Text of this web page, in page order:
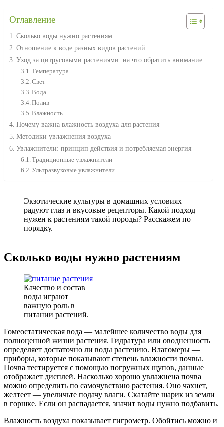
Оглавление
Сколько воды нужно растениям
Отношение к воде разных видов растений
Уход за цитрусовыми растениями: на что обратить внимание
Температура
Свет
Вода
Полив
Влажность
Почему важна влажность воздуха для растения
Методики увлажнения воздуха
Увлажнители: принцип действия и потребляемая энергия
Традиционные увлажнители
Ультразвуковые увлажнители
Экзотические культуры в домашних условиях
радуют глаз и вкусовые рецепторы. Какой подход
нужен к растениям такой породы? Расскажем по
порядку.
Сколько воды нужно растениям
Качество и состав
воды играют
важную роль в
питании растений.
Гомеостатическая вода — малейшее количество воды для
полноценной жизни растения. Гидратура или оводненность
определяет достаточно ли воды растению. Влагомеры —
приборы, которые показывают степень влажности почвы.
Почва тестируется с помощью погружных щупов, данные
отображает дисплей. Насколько хорошо увлажнена почва
можно определить по самочувствию растения. Оно чахнет,
желтеет — увеличьте подачу влаги. Скатайте шарик из земли
в горшке. Если он распадается, значит воды нужно подбавить.
Влажность воздуха показывает гигрометр. Обойтись можно и